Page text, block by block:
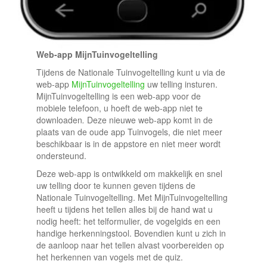
Web-app MijnTuinvogeltelling
Tijdens de Nationale Tuinvogeltelling kunt u via de
web-app MijnTuinvogeltelling uw telling insturen.
MijnTuinvogeltelling is een web-app voor de
mobiele telefoon, u hoeft de web-app niet te
downloaden. Deze nieuwe web-app komt in de
plaats van de oude app Tuinvogels, die niet meer
beschikbaar is in de appstore en niet meer wordt
ondersteund.
Deze web-app is ontwikkeld om makkelijk en snel
uw telling door te kunnen geven tijdens de
Nationale Tuinvogeltelling. Met MijnTuinvogeltelling
heeft u tijdens het tellen alles bij de hand wat u
nodig heeft: het telformulier, de vogelgids en een
handige herkenningstool. Bovendien kunt u zich in
de aanloop naar het tellen alvast voorbereiden op
het herkennen van vogels met de quiz.